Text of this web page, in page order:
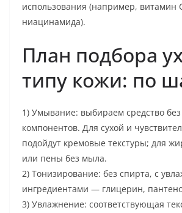
использования (например, витамин
ниацинамида).
План подбора
типу кожи: по
1) Умывание: выбираем средство
компонентов. Для сухой и
подойдут кремовые текстуры; для
или пены без мыла.
2) Тонизирование: без спирта, с
ингредиентами — глицерин,
3) Увлажнение: соответствующая